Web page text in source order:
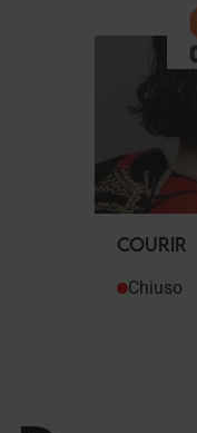
COURIR
Chiuso